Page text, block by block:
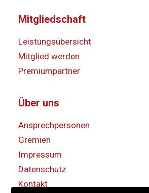
Mitgliedschaft
Leistungsübersicht
Mitglied werden
Premiumpartner
Über uns
Ansprechpersonen
Gremien
Impressum
Datenschutz
Kontakt